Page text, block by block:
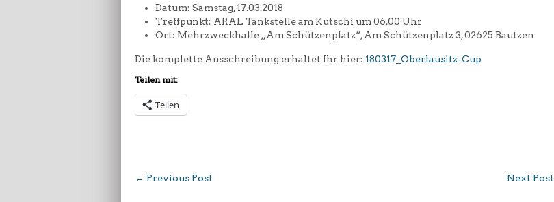
Datum: Samstag, 17.03.2018
Treffpunkt: ARAL Tankstelle am Kutschi um 06.00 Uhr
Ort: Mehrzweckhalle „Am Schützenplatz“, Am Schützenplatz 3, 02625 Bautzen
Die komplette Ausschreibung erhaltet Ihr hier: 180317_Oberlausitz-Cup
Teilen mit:
Teilen
← Previous Post Next Post